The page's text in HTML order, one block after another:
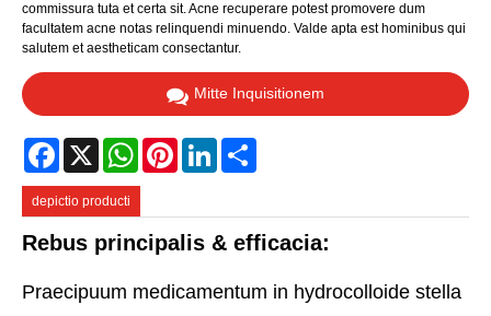
commissura tuta et certa sit. Acne recuperare potest promovere dum
facultatem acne notas relinquendi minuendo. Valde apta est hominibus qui
salutem et aestheticam consectantur.
Mitte Inquisitionem
Facebook
X WhatsAppPinterestLinkedIn
depictio producti
Rebus principalis & efficacia:
Praecipuum medicamentum in hydrocolloide stella